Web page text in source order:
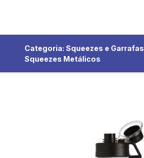
Categoria: Squeezes e Garrafas
Squeezes Metálicos